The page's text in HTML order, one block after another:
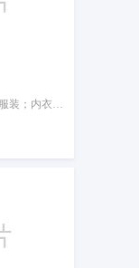
乳罩；内裤；童装；成品衣；服装；内衣；睡衣；鞋；帽；袜